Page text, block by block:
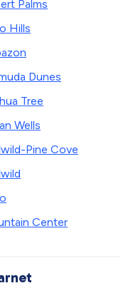
Palms
Hills
Dunes
Tree
Wells
Pine Cove
Center